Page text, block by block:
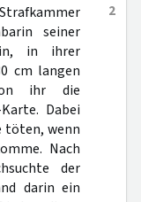
2
seiner
in ihrer
cm langen
ihr die
Dabei
töten, wenn
Nach
der
darin ein